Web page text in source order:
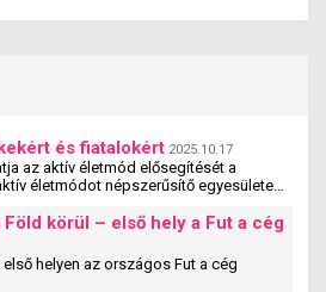
nemcsak fizikai, hanem mentális
és fiatalokért 2025.10.17
az aktív életmód elősegítését a
életmódot népszerűsítő egyesületek,
körül – első hely a Fut a cég
helyen az országos Fut a cég